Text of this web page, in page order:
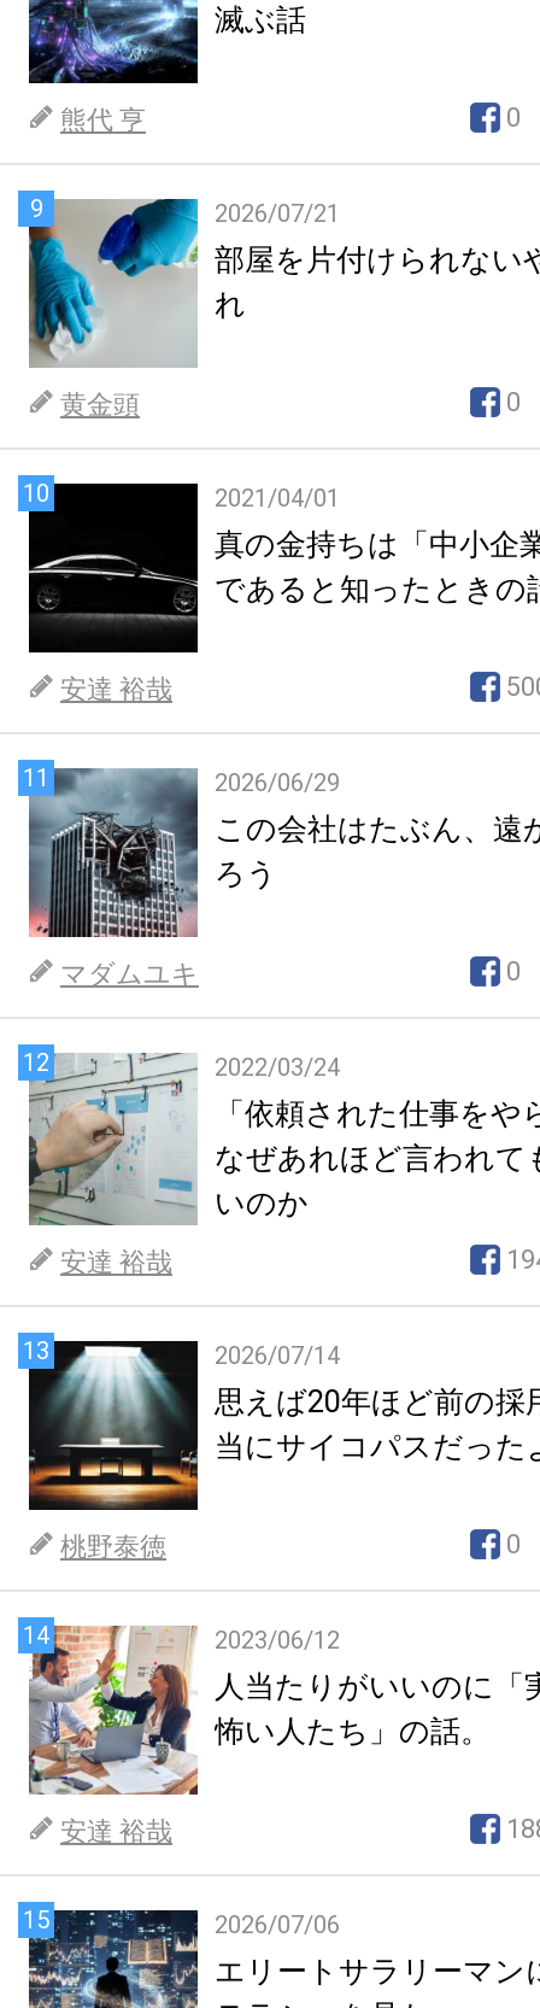
滅ぶ話
熊代 亨 0
9 2026/07/21
部屋を片付けられない
れ
黄金頭 0
10 2021/04/01
真の金持ちは「中小企
であると知ったときの
安達 裕哉
11 2026/06/29
この会社はたぶん、遠
ろう
マダムユキ 0
12 2022/03/24
「依頼された仕事を
なぜあれほど言われて
いのか
安達 裕哉
13 2026/07/14
思えば20年ほど前の採
当にサイコパスだった
桃野泰徳 0
14 2023/06/12
人当たりがいいのに「
怖い人たち」の話。
安達 裕哉
15 2026/07/06
エリートサラリーマン